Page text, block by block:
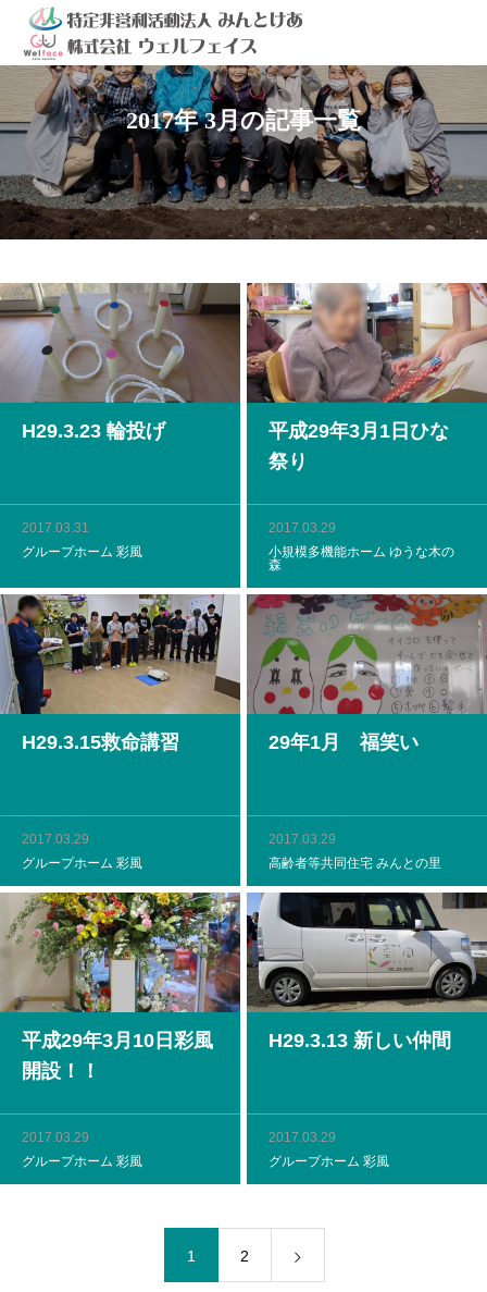
2017年 3月の記事一覧
H29.3.23 輪投げ
2017.03.31
グループホーム 彩風
平成29年3月1日ひな
祭り
2017.03.29
小規模多機能ホーム ゆうな木の
森
H29.3.15救命講習
2017.03.29
グループホーム 彩風
29年1月 福笑い
2017.03.29
高齢者等共同住宅 みんとの里
平成29年3月10日彩風
開設！！
2017.03.29
グループホーム 彩風
H29.3.13 新しい仲間
2017.03.29
グループホーム 彩風
1 2